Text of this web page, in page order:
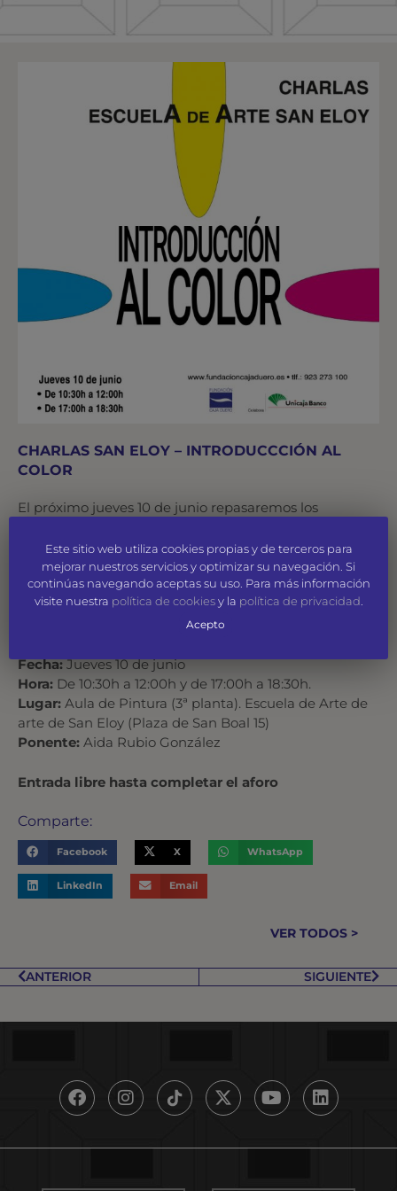
CHARLAS SAN ELOY – INTRODUCCCIÓN AL
COLOR
El próximo jueves 10 de junio repasaremos los
expresión gráfica, con el fin de asentar conceptos
adquiridos. No faltéis!
La misma charla se dará en dos horarios, de 10:30h a
Fecha:Jueves 10 de junio
Hora: De 10:30h a 12:00h y de 17:00h a 18:30h.
Lugar: Aula de Pintura (3ª planta). Escuela de Arte de
arte de San Eloy (Plaza de San Boal 15)
Ponente: Aida Rubio González
Entrada libre hasta completar el aforo
Comparte:
Facebook X WhatsApp
LinkedIn Email
VER TODOS >
ANTERIOR SIGUIENTE
Este sitio web utiliza cookies propias y de terceros para
mejorar nuestros servicios y optimizar su navegación. Si
continúas navegando aceptas su uso. Para más información
visite nuestra política de cookiesy la política de privacidad
Acepto